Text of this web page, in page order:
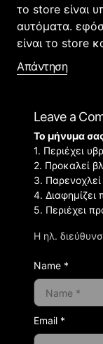
το store είναι
αυτόματα.
είναι το store
Απάντηση
Leave a
Η ηλ.
Το μήνυμα
1. Περιέχει
2. Προκαλεί
3.
4. Διαφημίζει
5. Περιέχει
Name *
Email *